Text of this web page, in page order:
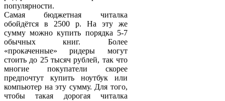
популярности.
Самая бюджетная читалка
обойдётся в 2500 р. На эту же
сумму можно купить порядка 5-7
обычных книг. Более
«прокаченные» ридеры могут
стоить до 25 тысяч рублей, так что
многие покупатели скорее
предпочтут купить ноутбук или
компьютер на эту сумму. Для того,
чтобы такая дорогая читалка